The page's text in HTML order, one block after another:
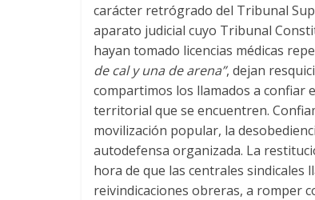
carácter retrógrado del Tribunal
aparato judicial cuyo Tribunal
hayan tomado licencias médicas
de cal y una de arena”, dejan
compartimos los llamados a confiar
territorial que se encuentren.
movilización popular, la
autodefensa organizada. La
hora de que las centrales sindicales
reivindicaciones obreras, a romper